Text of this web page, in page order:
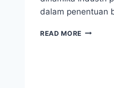
dalam penentuan
READ MORE BANK